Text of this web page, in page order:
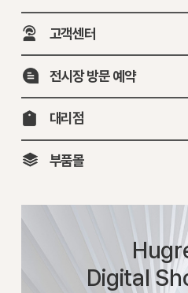
고객센터
전시장 방문 예약
대리점
부품몰
Digital